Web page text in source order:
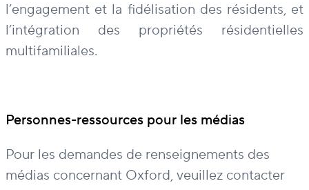
l’engagement et la fidélisation des résidents, et
l’intégration des propriétés résidentielles
multifamiliales.
Personnes-ressources pour les médias
Pour les demandes de renseignements des
médias concernant Oxford, veuillez contacter